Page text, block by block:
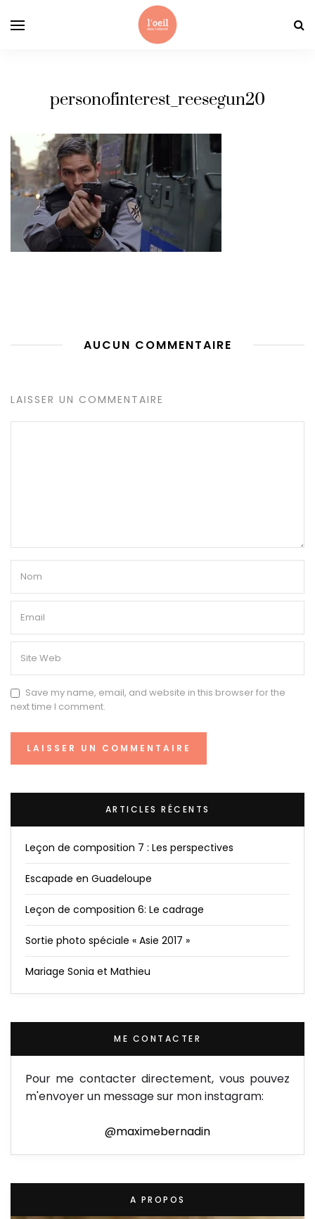
personofinterest_reesegun20
AUCUN COMMENTAIRE
LAISSER UN COMMENTAIRE
Save my name, email, and website in this browser for the
next time I comment.
ARTICLES RÉCENTS
Leçon de composition 7 : Les perspectives
Escapade en Guadeloupe
Leçon de composition 6: Le cadrage
Sortie photo spéciale « Asie 2017 »
Mariage Sonia et Mathieu
ME CONTACTER
Pour me contacter directement, vous pouvez
m'envoyer un message sur mon instagram:
@maximebernadin
A PROPOS